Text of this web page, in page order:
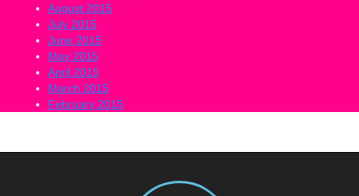
August 2015
July 2015
June 2015
May 2015
April 2015
March 2015
February 2015